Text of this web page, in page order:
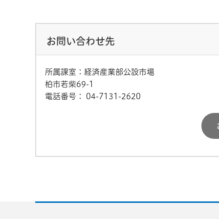
お問い合わせ先
所属課室：経済産業部公設市場
柏市若柴69-1
電話番号：
04-7131-2620